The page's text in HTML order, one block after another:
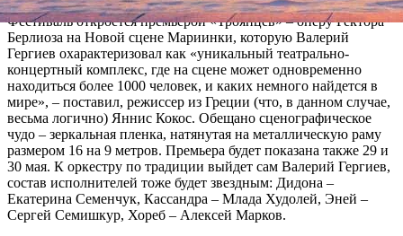
Фестиваль откроется премьерой «Троянцев» – оперу Гектора
Берлиоза на Новой сцене Мариинки, которую Валерий
Гергиев охарактеризовал как «уникальный театрально-
концертный комплекс, где на сцене может одновременно
находиться более 1000 человек, и каких немного найдется в
мире», – поставил, режиссер из Греции (что, в данном случае,
весьма логично) Яннис Кокос. Обещано сценографическое
чудо – зеркальная пленка, натянутая на металлическую раму
размером 16 на 9 метров. Премьера будет показана также 29 и
30 мая. К оркестру по традиции выйдет сам Валерий Гергиев,
состав исполнителей тоже будет звездным: Дидона –
Екатерина Семенчук, Кассандра – Млада Худолей, Эней –
Сергей Семишкур, Хореб – Алексей Марков.